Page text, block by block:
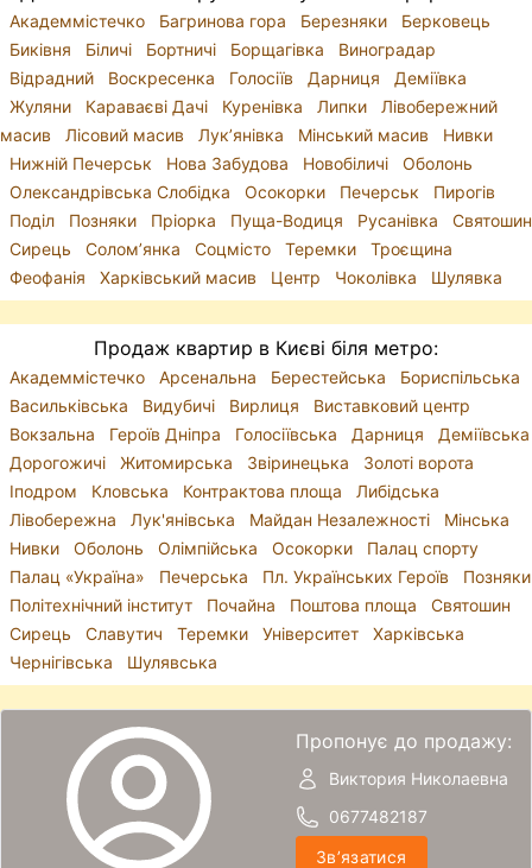
Академмістечко Багринова гора Березняки
Берковець
Биківня
Біличі Бортничі Борщагівка
Виноградар
Відрадний
Воскресенка Голосіїв Дарниця
Деміївка
Жуляни
Караваєві Дачі Куренівка Липки
Лівобережний
масив
Лісовий масив Лук’янівка Мінський масив
Нивки
Нижній Печерськ
Нова Забудова Новобіличі
Оболонь
Олександрівська Слобідка
Осокорки Печерськ
Пирогів
Поділ
Позняки Пріорка Пуща-Водиця Русанівка
Святошин
Сирець
Солом’янка Соцмісто Теремки
Троєщина
Феофанія
Харківський масив Центр Чоколівка Шулявка
Продаж квартир в Києві біля метро:
Академмістечко Арсенальна Берестейська
Бориспільська
Васильківська
Видубичі Вирлиця
Виставковий центр
Вокзальна
Героїв Дніпра Голосіївська Дарниця
Деміївська
Дорогожичі
Житомирська Звіринецька
Золоті ворота
Іподром
Кловська Контрактова площа
Либідська
Лівобережна
Лук'янівська Майдан Незалежності
Мінська
Нивки
Оболонь Олімпійська Осокорки
Палац спорту
Палац «Україна»
Печерська Пл. Українських Героїв
Позняки
Політехнічний інститут
Почайна Поштова площа
Святошин
Сирець
Славутич Теремки Університет
Харківська
Чернігівська
Шулявська
Пропонує до продажу:
Виктория Николаевна
0677482187
Звʼязатися